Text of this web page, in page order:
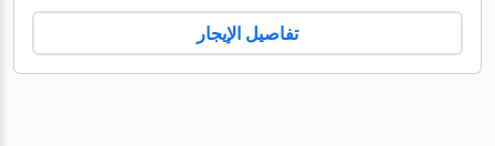
تفاصيل الإيجار